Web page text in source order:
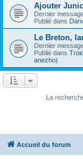
Ajouter
Dernier
Publié dans
Le Breton,
Dernier
Publié dans
anezho)
La
Accueil du forum